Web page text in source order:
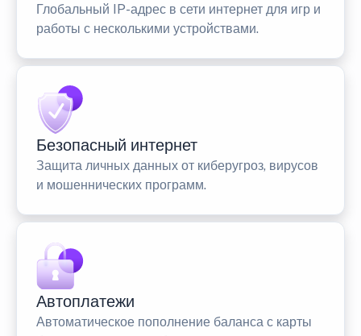
Глобальный IP-адрес в сети интернет для игр и
работы с несколькими устройствами.
Безопасный интернет
Защита личных данных от киберугроз, вирусов
и мошеннических программ.
Автоплатежи
Автоматическое пополнение баланса с карты